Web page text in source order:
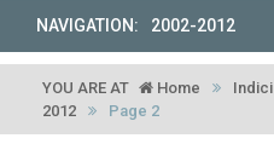
NAVIGATION: 2002-2012
YOU ARE AT Home Indici
2012
Page 2